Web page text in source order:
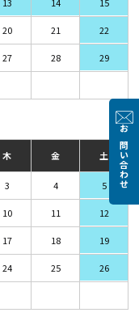
お問い合わせ
20 21 22
27 28 29
木 金 土
3 4 5
10 11 12
17 18 19
24 25 26